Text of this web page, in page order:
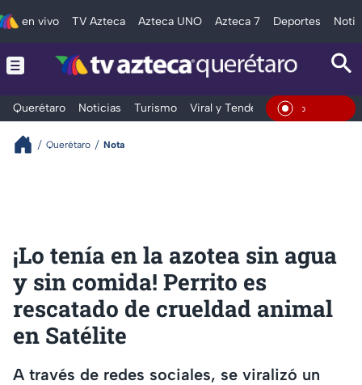
en vivo TV Azteca Azteca UNO Azteca 7 Deportes
Querétaro Noticias Turismo Viral y Tendencia Clima En Vivo
Querétaro Nota
¡Lo tenía en la azotea sin agua
y sin comida! Perrito es
rescatado de crueldad animal
en Satélite
A través de redes sociales, se viralizó un